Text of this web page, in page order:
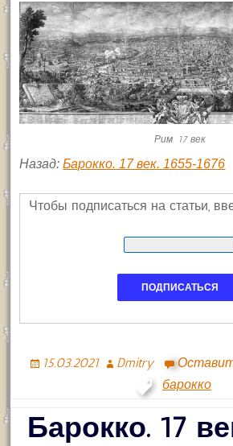
Рим. 17 век
Назад:Барокко. 17 век. 1655-1676
Чтобы подписаться на статьи,
15.03.2021 Dmitry
барокко
Барокко. 17